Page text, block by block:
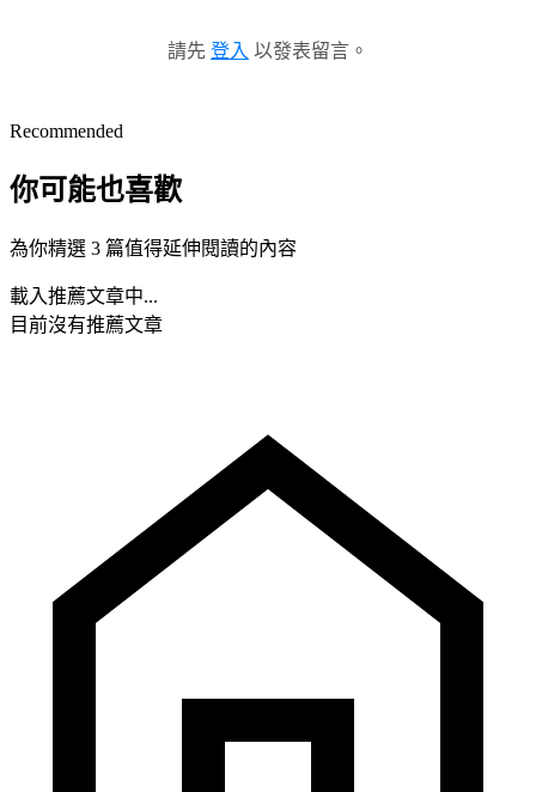
請先 登入 以發表留言。
Recommended
你可能也喜歡
為你精選 3 篇值得延伸閱讀的內容
載入推薦文章中...
目前沒有推薦文章